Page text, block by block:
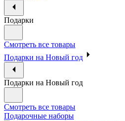
Подарки
Смотреть все товары
Подарки на Новый год
Подарки на Новый год
Смотреть все товары
Подарочные наборы